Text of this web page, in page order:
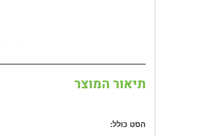
תיאור המוצר
הסט כולל: